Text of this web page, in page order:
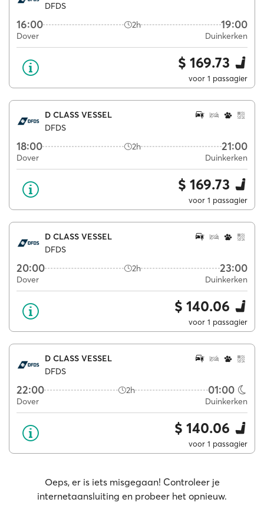
DFDS
16:00 2h 19:00
Dover Duinkerken
$ 169.73
voor 1 passagier
D CLASS VESSEL
DFDS
18:00 2h 21:00
Dover Duinkerken
$ 169.73
voor 1 passagier
D CLASS VESSEL
DFDS
20:00 2h 23:00
Dover Duinkerken
$ 140.06
voor 1 passagier
D CLASS VESSEL
DFDS
22:00 2h 01:00
Dover Duinkerken
$ 140.06
voor 1 passagier
Oeps, er is iets misgegaan! Controleer je
internetaansluiting en probeer het opnieuw.